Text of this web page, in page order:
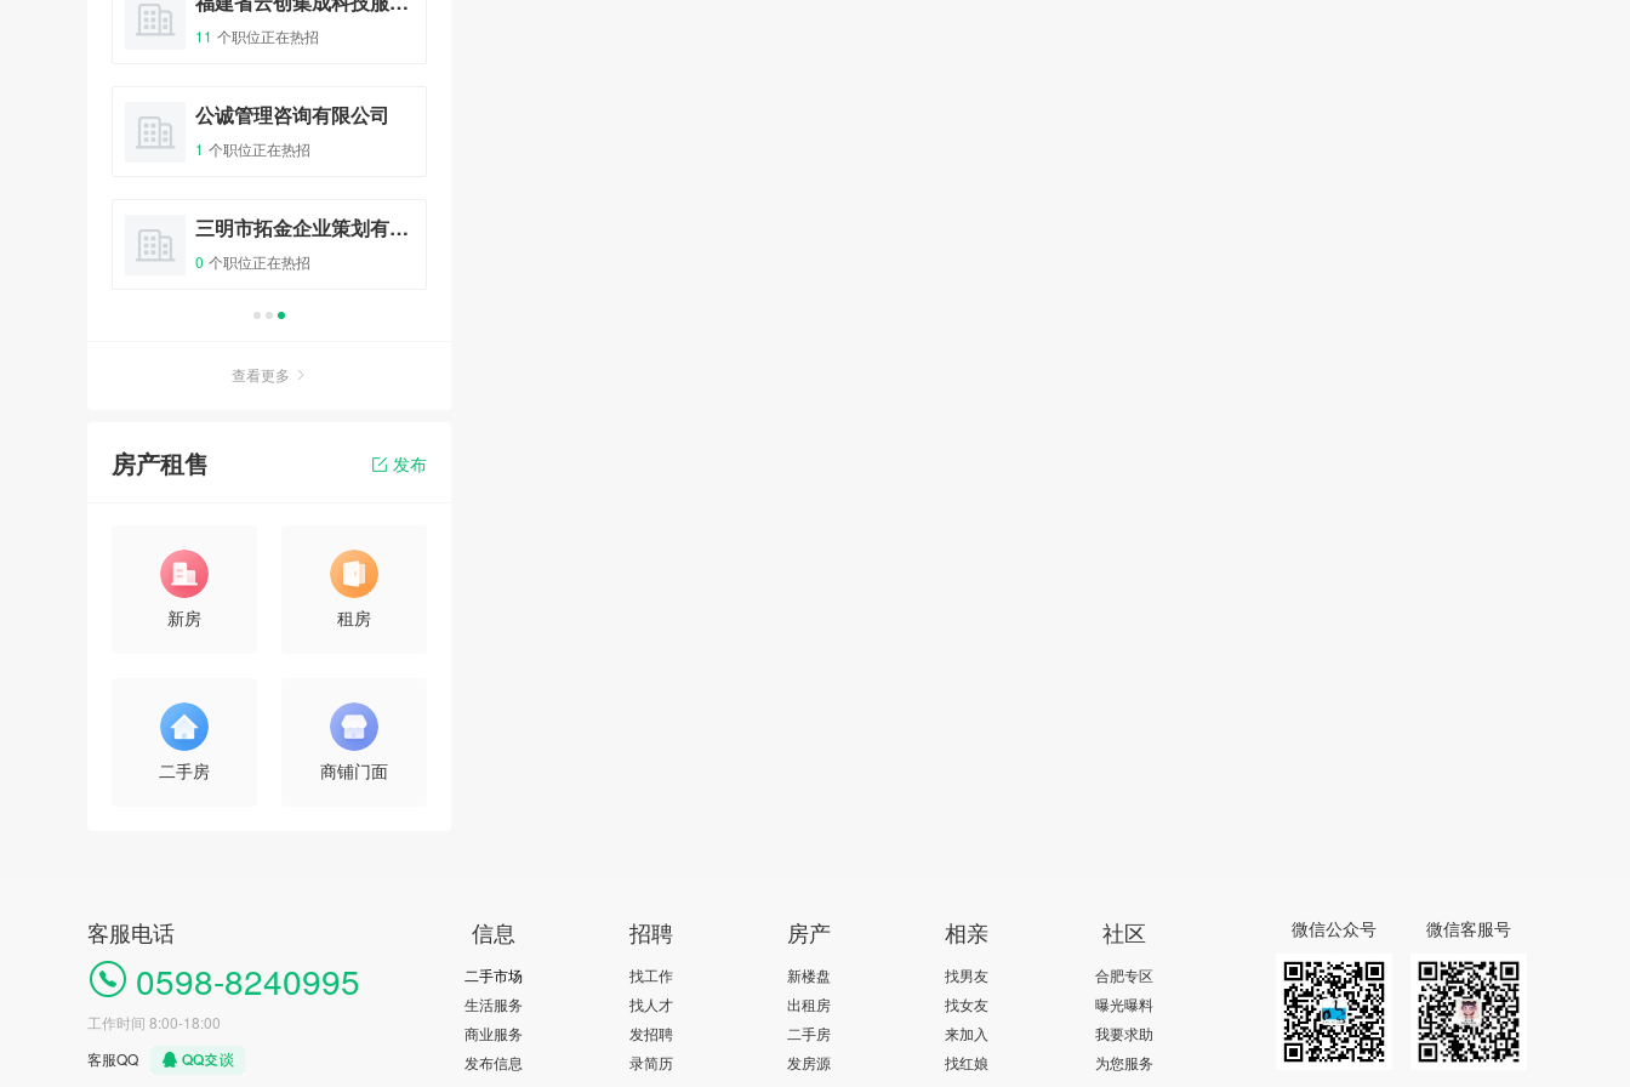
通知
报名
1人已报名
“有明气”伴手礼创意设计大奖
赛
享
报名
0人已报名
2021注册会计师考情分析和过
11 个职位正在热招
公诚管理咨询有限公司
1 个职位正在热招
三明市拓金企业策划有限公司
0 个职位正在热招
查看更多
房产租售 发布
新房 租房
二手房 商铺门面
客服电话
0598-8240995
工作时间 8:00-18:00
客服QQ
信息
二手市场
生活服务
商业服务
发布信息
招聘
找工作
找人才
发招聘
录简历
房产
新楼盘
出租房
二手房
发房源
相亲
找男友
找女友
来加入
找红娘
社区
合肥专区
曝光曝料
我要求助
为您服务
微信公众号 微信客服号